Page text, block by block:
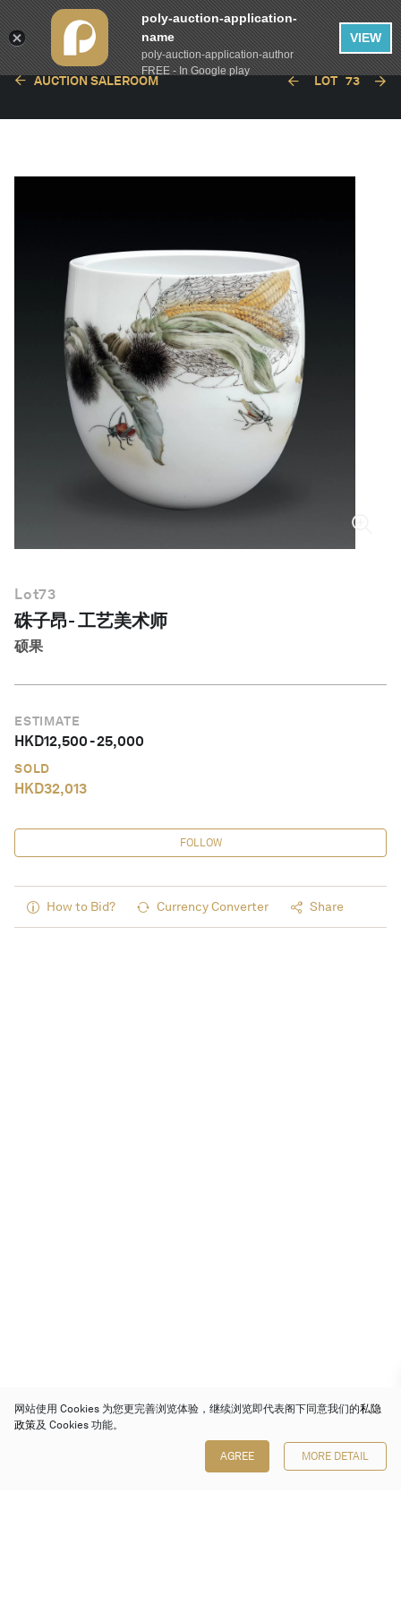
AUCTION SALEROOM LOT 73
Lot73
硃子昂- 工艺美术师
硕果
ESTIMATE
HKD12,500-25,000
SOLD
HKD32,013
FOLLOW
How to Bid? Currency Converter Share
网站使用 Cookies 为您更完善浏览体验，继续浏览即代表阁下同意我们的私隐
政策及 Cookies 功能。
AGREE MORE DETAIL
poly-auction-application-
name
poly-auction-application-author
FREE - In Google play
VIEW